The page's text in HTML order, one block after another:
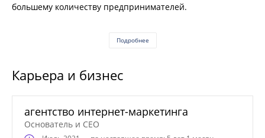
большему количеству предпринимателей.
Подробнее
Карьера и бизнес
агентство интернет-маркетинга
Основатель и CEO